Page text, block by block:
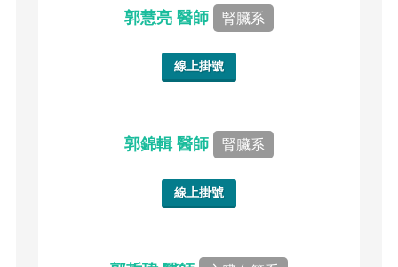
郭慧亮 醫師 腎臟系
線上掛號
郭錦輯 醫師 腎臟系
線上掛號